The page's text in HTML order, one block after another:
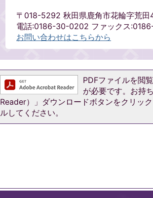
〒018-5292 秋田県鹿角市花輪字荒田
電話:0186-30-0202 ファックス
お問い合わせはこちらから
PDFファイルを閲
が必要です。お持
Reader）」ダウンロードボタンをクリッ
ルしてください。